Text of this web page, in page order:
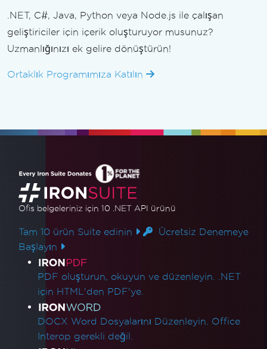
.NET, C#, Java, Python veya Node.js ile çalışan
geliştiriciler için içerik oluşturuyor musunuz?
Uzmanlığınızı ek gelire dönüştürün!
Ortaklık Programımıza Katılın
Ofis belgeleriniz için 10 .NET API ürünü
Tam 10 ürün Suite edinin
Ücretsiz Denemeye
Başlayın
Ürün Bağlantıları
PDF oluşturun, okuyun ve düzenleyin. .NET
için HTML'den PDF'ye.
DOCX Word Dosyalarını Düzenleyin. Office
Interop gerekli değil.